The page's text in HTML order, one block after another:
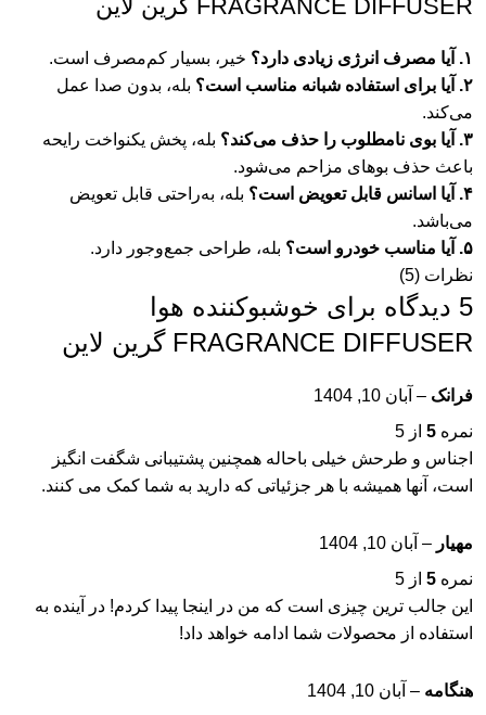
FRAGRANCE DIFFUSER گرین لاین
۱. آیا مصرف انرژی زیادی دارد؟
خیر، بسیار کم‌مصرف است.
۲. آیا برای استفاده شبانه مناسب است؟
بله، بدون صدا عمل
می‌کند.
۳. آیا بوی نامطلوب را حذف می‌کند؟
بله، پخش یکنواخت رایحه
باعث حذف بوهای مزاحم می‌شود.
۴. آیا اسانس قابل تعویض است؟
بله، به‌راحتی قابل تعویض
می‌باشد.
۵. آیا مناسب خودرو است؟
بله، طراحی جمع‌وجور دارد.
نظرات (5)
5 دیدگاه برای
خوشبوکننده هوا
FRAGRANCE DIFFUSER گرین لاین
فرانک – آبان 10, 1404
نمره 5 از 5
اجناس و طرحش خیلی باحاله همچنین پشتیبانی شگفت انگیز
است، آنها همیشه با هر جزئیاتی که دارید به شما کمک می کنند.
مهیار – آبان 10, 1404
نمره 5 از 5
این جالب ترین چیزی است که من در اینجا پیدا کردم! در آینده به
استفاده از محصولات شما ادامه خواهد داد!
هنگامه – آبان 10, 1404